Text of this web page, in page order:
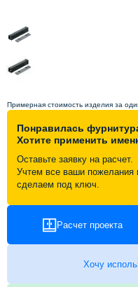
Контакты
Примерная стоимость изделия за
Понравилась
Хотите применить
Оставьте заявку на расчет.
Учтем все ваши пожелания
сделаем под ключ.
Расчет проекта
Хочу